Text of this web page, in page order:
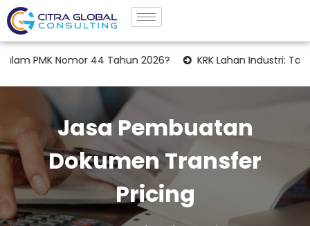
Nomor 44 Tahun 2026? KRK Lahan Industri: Tahapan
Jasa Pembuatan
Dokumen Transfer
Pricing